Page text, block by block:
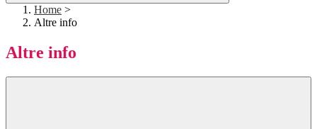
Home >
Altre info
Altre info